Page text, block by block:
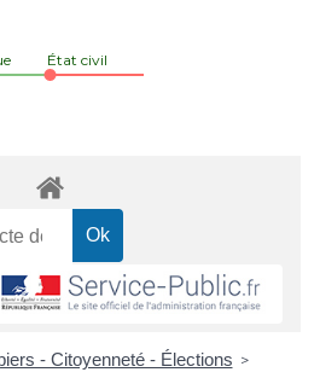
État civil
- Citoyenneté - Élections >